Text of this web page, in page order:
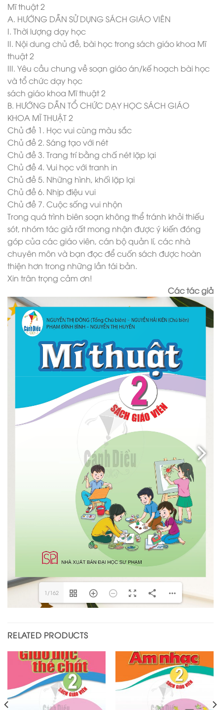
Mĩ thuật 2
A. HƯỚNG DẪN SỬ DỤNG SÁCH GIÁO VIÊN
I. Thời lượng dạy học
II. Nội dung chủ đề, bài học trong sách giáo khoa Mĩ
thuật 2
III. Yêu cầu chung về soạn giáo án/kế hoạch bài học
và tổ chức dạy học
sách giáo khoa Mĩ thuật 2
B. HƯỚNG DẪN TỔ CHỨC DẠY HỌC SÁCH GIÁO
KHOA MĨ THUẬT 2
Chủ đề 1. Học vui cùng màu sắc
Chủ đề 2. Sáng tạo với nét
Chủ đề 3. Trang trí bằng chấ nét lặp lại
Chủ đề 4. Vui học với tranh in
Chủ đề 5. Những hình, khối lặp lại
Chủ đề 6. Nhịp điệu vui
Chủ đề 7. Cuộc sống vui nhộn
Trong quá trình biên soạn không thể tránh khỏi thiếu
sót, nhóm tác giả rất mong nhận được ý kiến đóng
góp của các giáo viên, cán bộ quản lí, các nhà
chuyên môn và bạn đọc để cuốn sách được hoàn
thiện hơn trong những lần tái bản.
Xin trân trọng cảm ơn!
Các tác giả
1/162
RELATED PRODUCTS